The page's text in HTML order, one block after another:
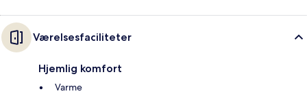
Værelsesfaciliteter
Hjemlig komfort
Varme